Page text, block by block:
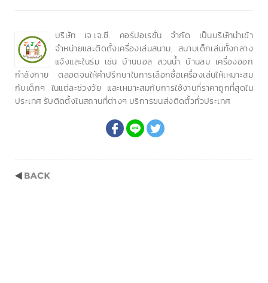
บริษัท เจ.เจ.ซี. คอร์ปอเรชั่น จำกัด เป็นบริษัทนำเข้า
จำหน่ายและติดตั้งเครื่องเล่นสนาม, สนามเด็กเล่นทั้งกลาง
แจ้งและในร่ม เช่น บ้านบอล สวนน้ำ บ้านลม เครื่องออก
กำลังกาย ตลอดจนให้คำปรึกษาในการเลือกซื้อเครื่องเล่นให้เหมาะสม
กับเด็กๆ ในแต่ละช่วงวัย และเหมาะสมกับการใช้งานที่ราคาถูกที่สุดใน
ประเทศ รับติดตั้งในสถานที่ต่างๆ บริการขนส่งติดตั้วทั่วประเทศ